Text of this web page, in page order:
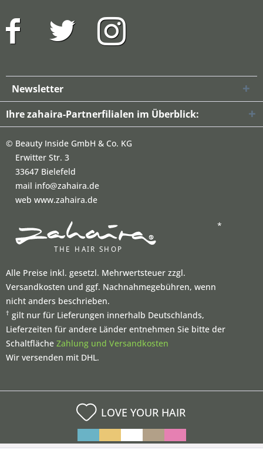
Newsletter
Ihre zahaira-Partnerfilialen im Überblick:
© Beauty Inside GmbH & Co. KG
Erwitter Str. 3
33647 Bielefeld
mail info@zahaira.de
web www.zahaira.de
*
Alle Preise inkl. gesetzl. Mehrwertsteuer zzgl.
Versandkosten und ggf. Nachnahmegebühren, wenn
nicht anders beschrieben.
† gilt nur für Lieferungen innerhalb Deutschlands,
Lieferzeiten für andere Länder entnehmen Sie bitte der
Schaltfläche Zahlung und Versandkosten
Wir versenden mit DHL.
LOVE YOUR HAIR